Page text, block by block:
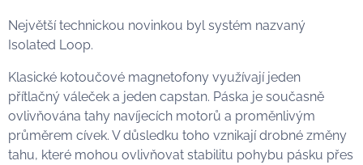
Největší technickou novinkou byl systém nazvaný
Isolated Loop.
Klasické kotoučové magnetofony využívají jeden
přítlačný váleček a jeden capstan. Páska je současně
ovlivňována tahy navíjecích motorů a proměnlivým
průměrem cívek. V důsledku toho vznikají drobné změny
tahu, které mohou ovlivňovat stabilitu pohybu pásku přes